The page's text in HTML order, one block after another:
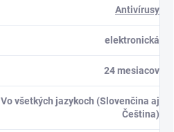
Antivírusy
elektronická
24 mesiacov
Vo všetkých jazykoch (Slovenčina aj
Čeština)